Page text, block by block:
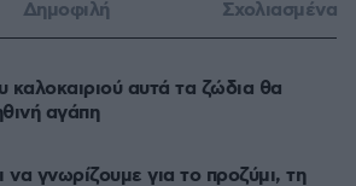
Δημοφιλή Σχολιασμένα
καλοκαιριού αυτά τα ζώδια θα
αγάπη
γνωρίζουμε για το προζύμι, τη